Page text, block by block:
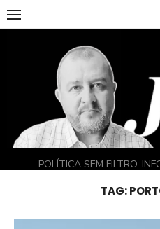
Skip
to
POLÍTICA SEM FILTRO,
TAG: